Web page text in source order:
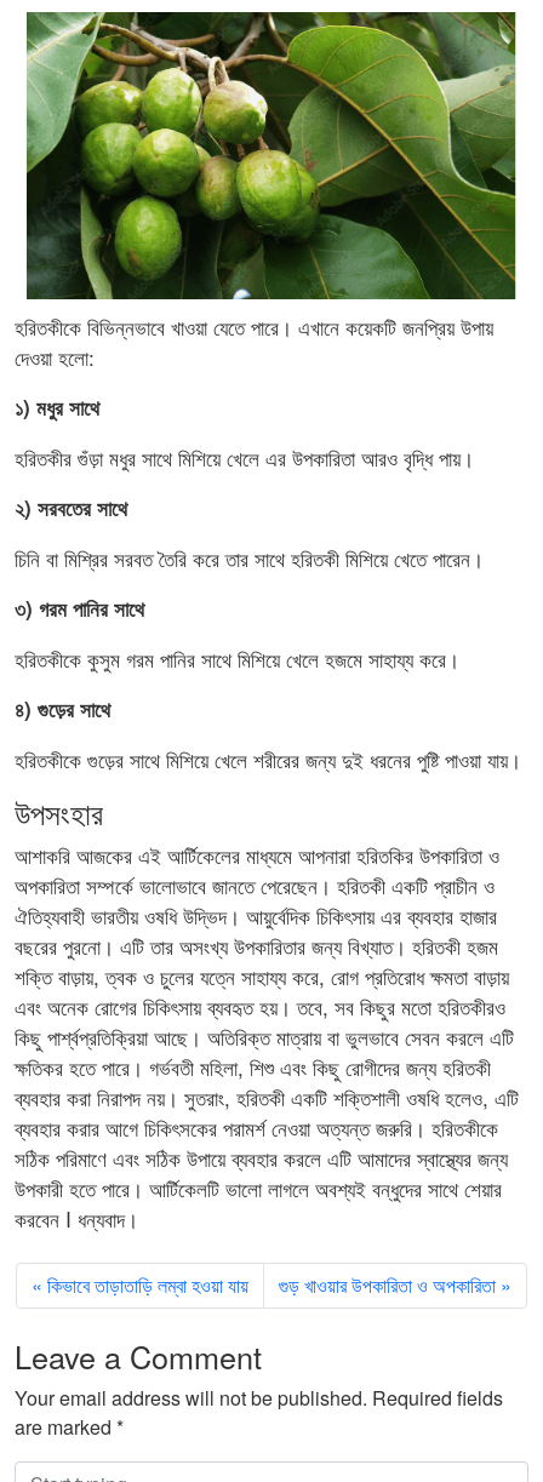
হরিতকীকে বিভিন্নভাবে খাওয়া যেতে পারে। এখানে কয়েকটি জনপ্রিয় উপায়
দেওয়া হলো:
১) মধুর সাথে
হরিতকীর গুঁড়া মধুর সাথে মিশিয়ে খেলে এর উপকারিতা আরও বৃদ্ধি পায়।
২) সরবতের সাথে
চিনি বা মিশ্রির সরবত তৈরি করে তার সাথে হরিতকী মিশিয়ে খেতে পারেন।
৩) গরম পানির সাথে
হরিতকীকে কুসুম গরম পানির সাথে মিশিয়ে খেলে হজমে সাহায্য করে।
৪) গুড়ের সাথে
হরিতকীকে গুড়ের সাথে মিশিয়ে খেলে শরীরের জন্য দুই ধরনের পুষ্টি পাওয়া যায়।
উপসংহার
আশাকরি আজকের এই আর্টিকেলের মাধ্যমে আপনারা হরিতকির উপকারিতা ও
অপকারিতা সম্পর্কে ভালোভাবে জানতে পেরেছেন। হরিতকী একটি প্রাচীন ও
ঐতিহ্যবাহী ভারতীয় ওষধি উদ্ভিদ। আয়ুর্বেদিক চিকিৎসায় এর ব্যবহার হাজার
বছরের পুরনো। এটি তার অসংখ্য উপকারিতার জন্য বিখ্যাত। হরিতকী হজম
শক্তি বাড়ায়, ত্বক ও চুলের যত্নে সাহায্য করে, রোগ প্রতিরোধ ক্ষমতা বাড়ায়
এবং অনেক রোগের চিকিৎসায় ব্যবহৃত হয়। তবে, সব কিছুর মতো হরিতকীরও
কিছু পার্শ্বপ্রতিক্রিয়া আছে। অতিরিক্ত মাত্রায় বা ভুলভাবে সেবন করলে এটি
ক্ষতিকর হতে পারে। গর্ভবতী মহিলা, শিশু এবং কিছু রোগীদের জন্য হরিতকী
ব্যবহার করা নিরাপদ নয়। সুতরাং, হরিতকী একটি শক্তিশালী ওষধি হলেও, এটি
ব্যবহার করার আগে চিকিৎসকের পরামর্শ নেওয়া অত্যন্ত জরুরি। হরিতকীকে
সঠিক পরিমাণে এবং সঠিক উপায়ে ব্যবহার করলে এটি আমাদের স্বাস্থ্যের জন্য
উপকারী হতে পারে। আর্টিকেলটি ভালো লাগলে অবশ্যই বন্ধুদের সাথে শেয়ার
করবেন I ধন্যবাদ।
কিভাবে তাড়াতাড়ি লম্বা হওয়া যায় গুড় খাওয়ার উপকারিতা ও অপকারিতা
Leave a Comment
Your email address will not be published. Required fields
are marked *